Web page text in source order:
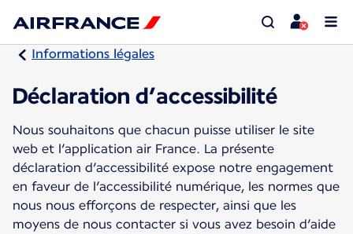
Informations légales
Déclaration d’accessibilité
Nous souhaitons que chacun puisse utiliser le site
web et l’application air France. La présente
déclaration d’accessibilité expose notre engagement
en faveur de l’accessibilité numérique, les normes que
nous nous efforçons de respecter, ainsi que les
moyens de nous contacter si vous avez besoin d’aide